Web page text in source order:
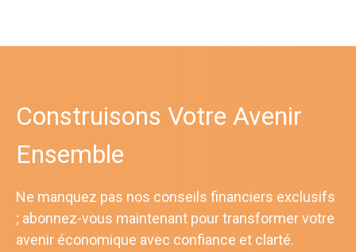
Construisons Votre Avenir
Ensemble
Ne manquez pas nos conseils financiers exclusifs
; abonnez-vous maintenant pour transformer votre
avenir économique avec confiance et clarté.